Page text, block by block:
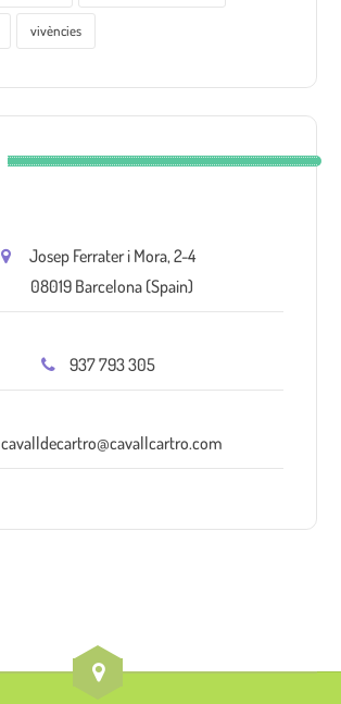
vivències
Josep Ferrater i Mora, 2-4
08019 Barcelona (Spain)
937 793 305
cavalldecartro@cavallcartro.com